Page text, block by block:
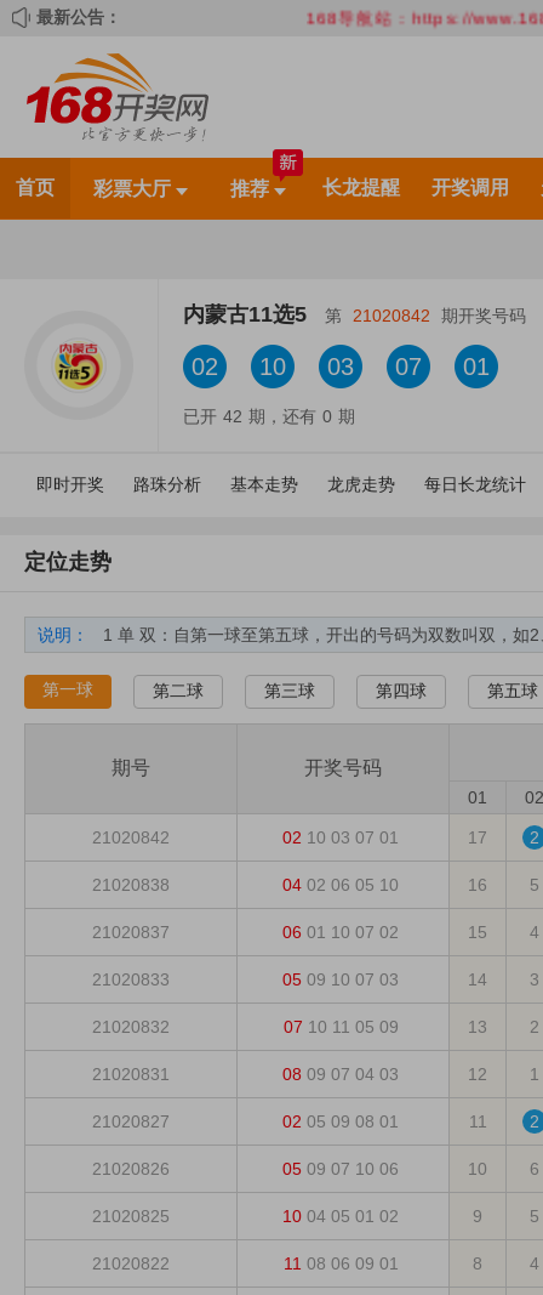
最新公告： 168导航站：https://
首页 彩票大厅 推荐 长龙提醒 开奖调用
内蒙古11选5 第 21020842 期开奖号码
02 10 03 07 01
已开 42 期，还有 0 期
即时开奖 路珠分析 基本走势 龙虎走势 每日长龙统计
定位走势
说明：
1 单 双：自第一球至第五球，开出的号码为双数叫双，
3 遗漏期数：自上期开出到本期间隔的期数。
5 出现次数：统计周期内，某个号码的累计出现次数。
6 平均遗漏：统计期数内遗漏的平均值（计算公式：平均遗漏
7 最大遗漏：是指统计周期内所有遗漏值的最大值。
第一球 第二球 第三球 第四球 第五球
期号 开奖号码
01 02
21020842 02 10 03 07 01 17 2
21020838 04 02 06 05 10 16 5
21020837 06 01 10 07 02 15 4
21020833 05 09 10 07 03 14 3
21020832 07 10 11 05 09 13 2
21020831 08 09 07 04 03 12 1
21020827 02 05 09 08 01 11 2
21020826 05 09 07 10 06 10 6
21020825 10 04 05 01 02 9 5
21020822 11 08 06 09 01 8 4